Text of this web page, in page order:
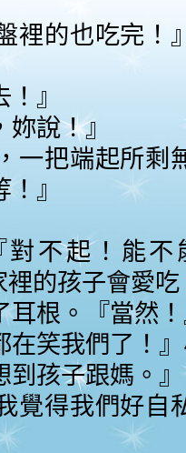
裡的也吃完
』
說！』
一把端起所剩
』
不起！能不
的孩子會愛吃
耳根。『當然
在笑我們了！
孩子跟媽。』
覺得我們好自